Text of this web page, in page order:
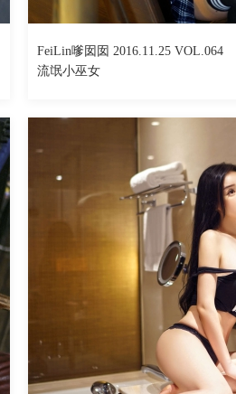
By
FeiLin嗲囡囡 2016.11.25 VOL.064
流氓小巫女